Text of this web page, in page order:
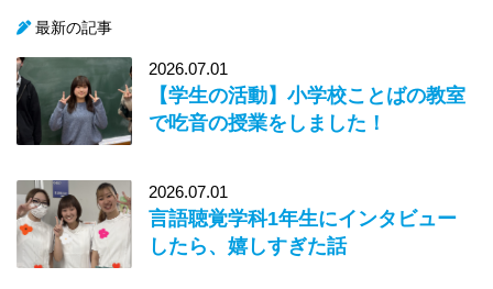
最新の記事
2026.07.01
【学生の活動】小学校ことばの教室
で吃音の授業をしました！
2026.07.01
言語聴覚学科1年生にインタビュー
したら、嬉しすぎた話